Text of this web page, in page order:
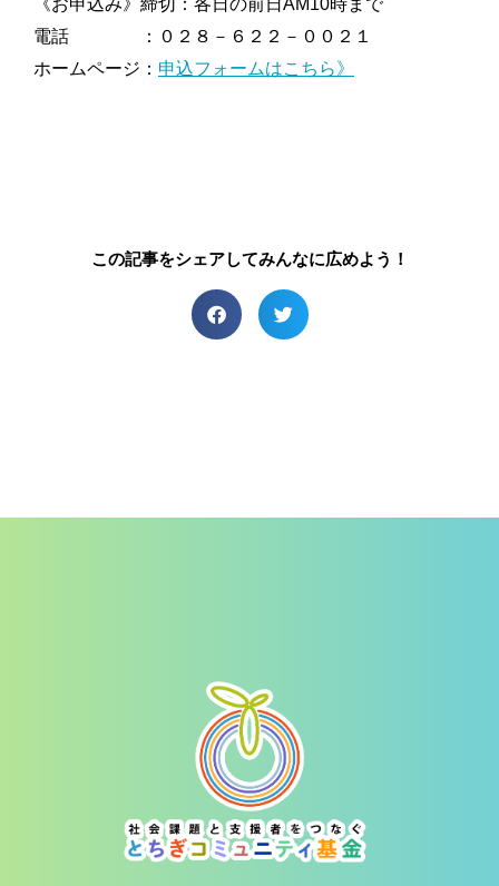
《お申込み》締切：各日の前日AM10時まで
電話 ：０２８－６２２－００２１
ホームページ： 申込フォームはこちら》
この記事をシェアしてみんなに広めよう！